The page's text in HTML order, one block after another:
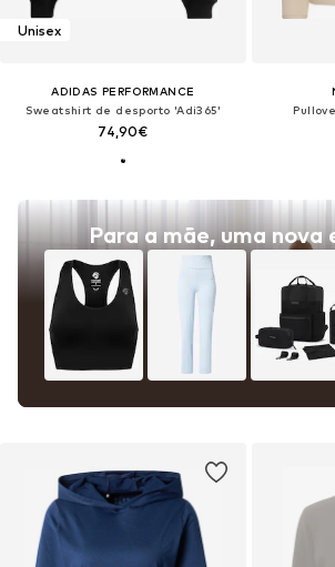
Unisex
ADIDAS PERFORMANCE
Sweatshirt de desporto 'Adi365'
74,90€
Para a mãe, uma nova